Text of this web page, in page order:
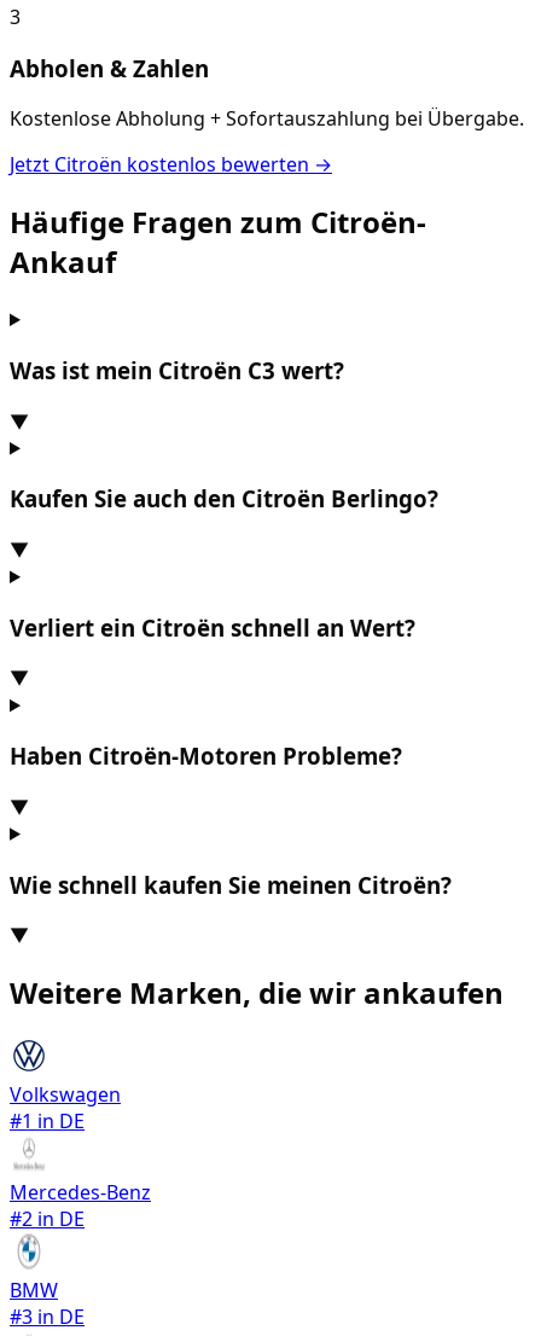
3
Abholen & Zahlen
Kostenlose Abholung + Sofortauszahlung bei Übergabe.
Jetzt Citroën kostenlos bewerten →
Häufige Fragen zum Citroën-
Ankauf
Was ist mein Citroën C3 wert?
▼
Kaufen Sie auch den Citroën Berlingo?
▼
Verliert ein Citroën schnell an Wert?
▼
Haben Citroën-Motoren Probleme?
▼
Wie schnell kaufen Sie meinen Citroën?
▼
Weitere Marken, die wir ankaufen
Volkswagen
#1 in DE
Mercedes-Benz
#2 in DE
BMW
#3 in DE